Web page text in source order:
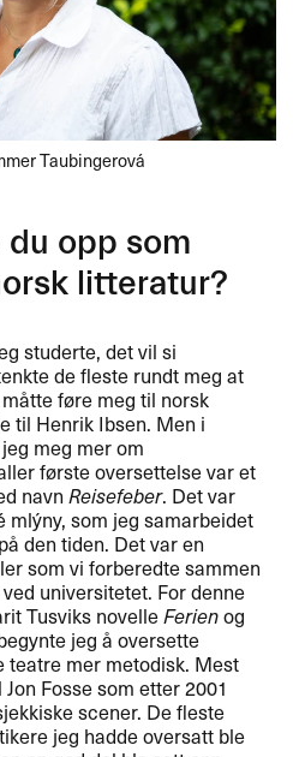
Taubingerová
opp som
litteratur?​​
studerte, det vil si
de fleste rundt meg at
f​ø​re meg til norsk
til Henrik Ibsen. Men i
meg mer om
f​ø​rste oversettelse var et
navnReisefeber. Det var
ml​ý​ny, som jeg samarbeidet
den tiden. Det var en
som vi forberedte sammen
universitetet. For denne
Tusviks novelleFerienog
jeg ​å oversette
teatre mer metodisk. Mest
Fosse som etter 2001
scener. De fleste
jeg hadde oversatt ble